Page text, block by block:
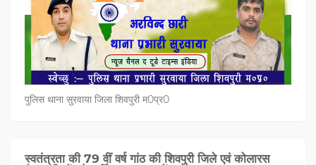
पुलिस थाना सुरवाया जिला शिवपुरी म0प्र0
स्वतंत्रता की 79 वीं वर्ष गांठ की शिवपुरी जिले एवं कोलारस